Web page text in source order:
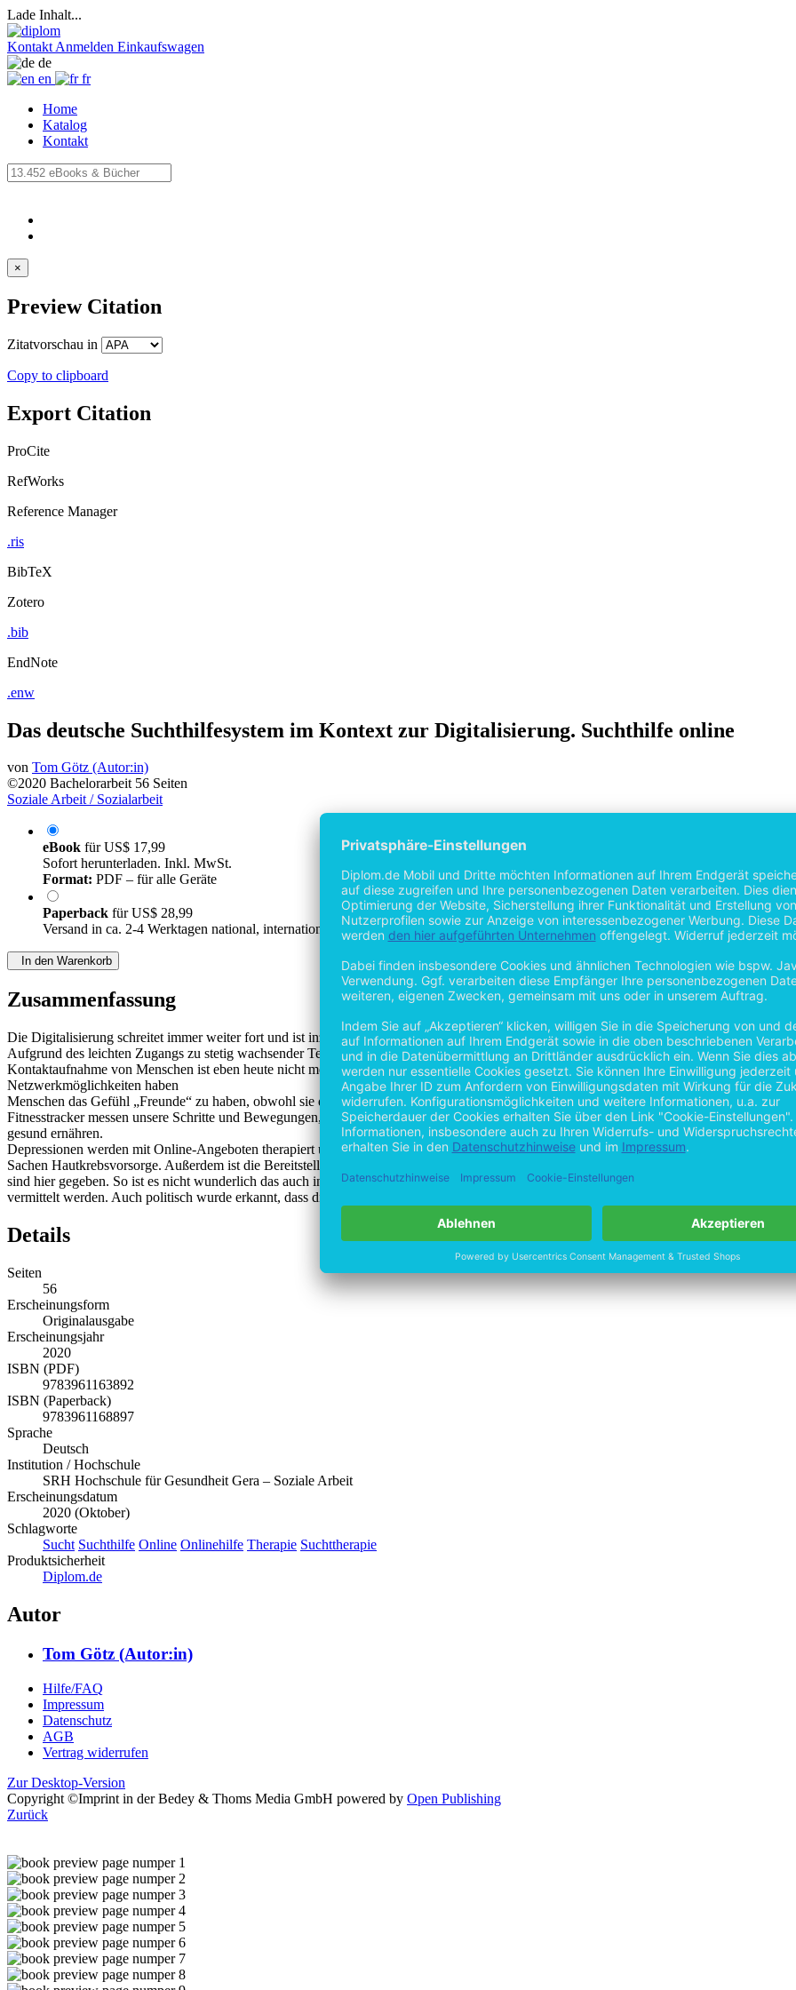
Lade Inhalt...
Kontakt Anmelden Einkaufswagen
de
en
fr
Home
Katalog
Kontakt
×
Preview Citation
Zitatvorschau in
Copy to clipboard
Export Citation
ProCite
RefWorks
Reference Manager
.ris
BibTeX
Zotero
.bib
EndNote
.enw
Das deutsche Suchthilfesystem im Kontext zur Digitalisierung. Suchthilfe online
von Tom Götz (Autor:in)
©2020 Bachelorarbeit 56 Seiten
Soziale Arbeit / Sozialarbeit
eBook fürUS$ 17,99
Sofort herunterladen. Inkl. MwSt.
Format: PDF – für alle Geräte
Paperback fürUS$ 28,99
Versand in ca. 2-4 Werktagen national, internationaler Versand möglich
In den Warenkorb
Zusammenfassung
Die Digitalisierung schreitet immer weiter fort und ist inzwischen ein bedeutender Teil unserer Gesellschaft geworden. Sie hat nicht nur die
Aufgrund des leichten Zugangs zu stetig wachsender Technologie und des rasanten medialen Informationsflusses, sind bereits jetzt Folgen
Kontaktaufnahme von Menschen ist eben heute nicht mehr nur persönlich, postalisch oder telefonisch möglich. Im Zeitalter von WhatsApp,
Netzwerkmöglichkeiten haben
Menschen das Gefühl „Freunde“ zu haben, obwohl sie diese noch nie persönlich gesehen haben. Auch im Gesundheitsbereich werden
Fitnesstracker messen unsere Schritte und Bewegungen, sowie Pulsschläge und überwachen unseren Schlafrhythmus. Hinzu können wir
gesund ernähren.
Depressionen werden mit Online-Angeboten therapiert und das Smartphone hilft bei der Beurteilung von Auffälligkeiten in
Sachen Hautkrebsvorsorge. Außerdem ist die Bereitstellung von Informationen zu Krankheiten und Behandlungsmöglichkeiten durch „Dr.
sind hier gegeben. So ist es nicht wunderlich das auch in der Suchtprävention und Suchthilfe ein System erschlossen wird, digital den
vermittelt werden. Auch politisch wurde erkannt, dass die Bedeutsamkeit dieser digitalen Technologien im Gesundheitswesen kontinuierlich
Details
Seiten
56
Erscheinungsform
Originalausgabe
Erscheinungsjahr
2020
ISBN (PDF)
9783961163892
ISBN (Paperback)
9783961168897
Sprache
Deutsch
Institution / Hochschule
SRH Hochschule für Gesundheit Gera – Soziale Arbeit
Erscheinungsdatum
2020 (Oktober)
Schlagworte
Sucht Suchthilfe Online Onlinehilfe Therapie Suchttherapie
Produktsicherheit
Diplom.de
Autor
Tom Götz (Autor:in)
Hilfe/FAQ
Impressum
Datenschutz
AGB
Vertrag widerrufen
Zur Desktop-Version
Copyright ©Imprint in der Bedey & Thoms Media GmbH powered by Open Publishing
Zurück